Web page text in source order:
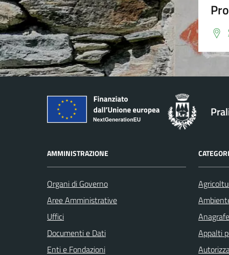
AMMINISTRAZIONE
Organi di Governo
Aree Amministrative
Uffici
Documenti e Dati
Enti e Fondazioni
Appalti